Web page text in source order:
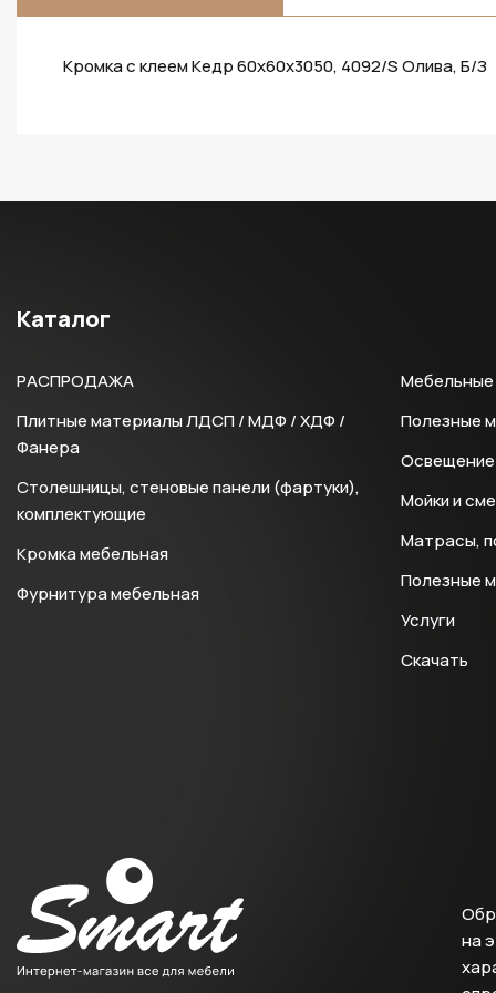
Кромка с клеем Кедр 60х60х3050, 4092/S Олива, Б/З
Каталог
РАСПРОДАЖА
Плитные материалы ЛДСП / МДФ / ХДФ /
Фанера
Столешницы, стеновые панели (фартуки),
комплектующие
Кромка мебельная
Фурнитура мебельная
Мебельные
Полезные
Освещение
Мойки и
Матрасы,
Полезные
Услуги
Скачать
на